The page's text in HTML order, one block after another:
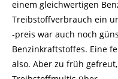
einem gleichwertigen
Treibstoffverbrauch ein
-preis war auch noch
Benzinkraftstoffes. Eine
also. Aber zu früh